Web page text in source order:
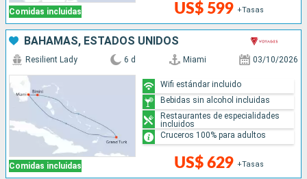
Comidas incluidas US$ 599 +Tasas
BAHAMAS, ESTADOS UNIDOS
Comidas incluidas
Resilient Lady 6 d Miami 03/10/2026
US$ 629 +Tasas
Wifi estándar incluido
Bebidas sin alcohol incluidas
Restaurantes de especialidades
incluidos
Cruceros 100% para adultos